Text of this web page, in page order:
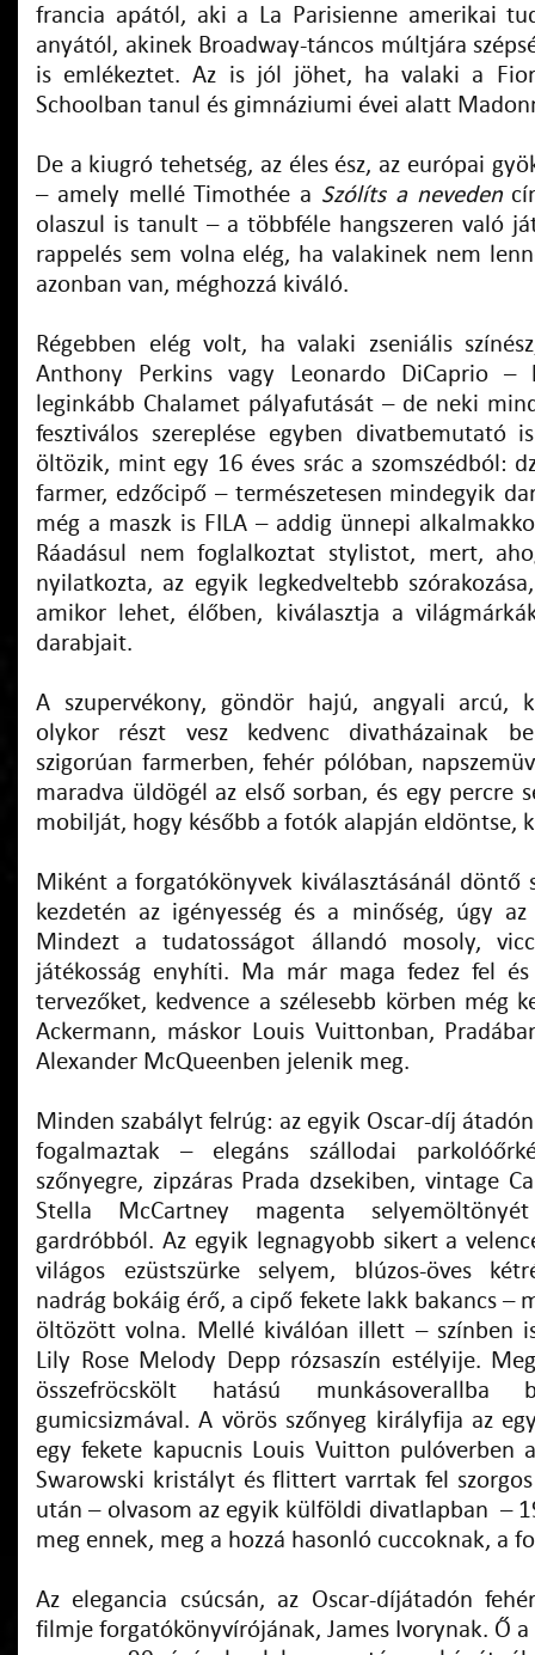
francia apától, aki a La Parisienne amerikai
anyától, akinek Broadway-táncos múltjára
is emlékeztet. Az is jól jöhet, ha valaki a
Schoolban tanul és gimnáziumi évei alatt
De a kiugró tehetség, az éles ész, az európai
– amely mellé Timothée a Szólíts a neveden
olaszul is tanult – a többféle hangszeren való
rappelés sem volna elég, ha valakinek nem
azonban van, méghozzá kiváló.
Régebben elég volt, ha valaki zseniális
Anthony Perkins vagy Leonardo DiCaprio –
leginkább Chalamet pályafutását – de neki
fesztiválos szereplése egyben divatbemutató
öltözik, mint egy 16 éves srác a szomszédból:
farmer, edzőcipő – természetesen mindegyik
még a maszk is FILA – addig ünnepi
Ráadásul nem foglalkoztat stylistot, mert,
nyilatkozta, az egyik legkedveltebb
amikor lehet, élőben, kiválasztja a
darabjait.
A szupervékony, göndör hajú, angyali arcú,
olykor részt vesz kedvenc divatházainak
szigorúan farmerben, fehér pólóban,
maradva üldögél az első sorban, és egy percre
mobilját, hogy később a fotók alapján eldöntse,
Miként a forgatókönyvek kiválasztásánál döntő
kezdetén az igényesség és a minőség, úgy
Mindezt a tudatosságot állandó mosoly,
játékosság enyhíti. Ma már maga fedez fel
tervezőket, kedvence a szélesebb körben még
Ackermann, máskor Louis Vuittonban,
Alexander McQueenben jelenik meg.
Minden szabályt felrúg: az egyik Oscar-díj
fogalmaztak – elegáns szállodai
szőnyegre, zipzáras Prada dzsekiben, vintage
Stella McCartney magenta
gardróbból. Az egyik legnagyobb sikert a
világos ezüstszürke selyem, blúzos-öves
nadrág bokáig érő, a cipő fekete lakk bakancs –
öltözött volna. Mellé kiválóan illett – színben
Lily Rose Melody Depp rózsaszín estélyije.
összefröcskölt hatású
gumicsizmával. A vörös szőnyeg királyfija az
egy fekete kapucnis Louis Vuitton pulóverben
Swarowski kristályt és flittert varrtak fel
után – olvasom az egyik külföldi divatlapban –
meg ennek, meg a hozzá hasonló cuccoknak, a
Az elegancia csúcsán, az Oscar-díjátadón
filmje forgatókönyvírójának, James Ivorynak. Ő